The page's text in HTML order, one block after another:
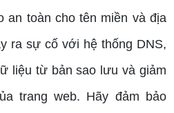
an toàn cho tên miền và địa
ra sự cố với hệ thống DNS,
liệu từ bản sao lưu và giảm
trang web. Hãy đảm bảo